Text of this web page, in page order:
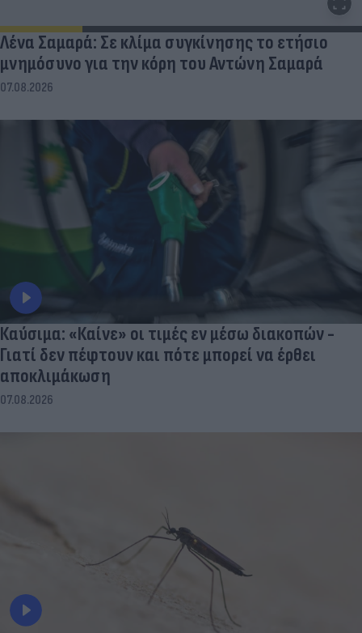
Λένα Σαμαρά: Σε κλίμα συγκίνησης το ετήσιο
μνημόσυνο για την κόρη του Αντώνη Σαμαρά
07.08.2026
Καύσιμα: «Καίνε» οι τιμές εν μέσω διακοπών -
Γιατί δεν πέφτουν και πότε μπορεί να έρθει
αποκλιμάκωση
07.08.2026